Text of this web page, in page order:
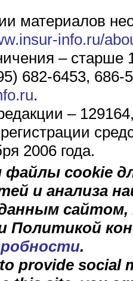
материалов
info.ru/
– старше
682-6453, 686-
.
–
регистрации
2006 года.
cookie
и анализа
Политикой
.
provide social